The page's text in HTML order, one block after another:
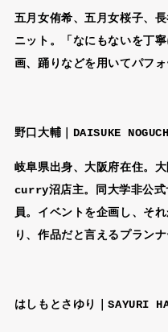
五月女侑希、五月女桜子、
ニット。「なにもないを丁
画、踊りなどを用いてパフ
野口大輔｜DAISUKE
岐阜県出身、大阪府在住。
curry沼店主。同大学非公式
員。イベントを企画し、そ
り、作品だと言えるプランナ
はしもとさゆり｜SAYURI